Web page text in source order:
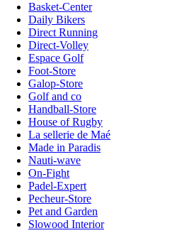
Basket-Center
Daily Bikers
Direct Running
Direct-Volley
Espace Golf
Foot-Store
Galop-Store
Golf and co
Handball-Store
House of Rugby
La sellerie de Maé
Made in Paradis
Nauti-wave
On-Fight
Padel-Expert
Pecheur-Store
Pet and Garden
Slowood Interior